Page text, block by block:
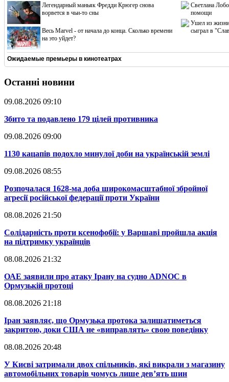
Легендарный маньяк Фредди Крюгер снова
ворвется в чьи-то сны
Весь Marvel - от начала до конца. Сколько времени
на это уйдет?
Светлана
помощи
Ушел из жизни
сыграл в
Ожидаемые премьеры в кинотеатрах
Останні новини
09.08.2026 09:10
​Збито та подавлено 179 цілей противника
09.08.2026 09:00
​1130 кацапів подохло минулої доби на українській землі
09.08.2026 08:55
​Розпочалася 1628-ма доба широкомасштабної збройної
агресії російської федерації проти України
08.08.2026 21:50
​Солідарність проти ксенофобії: у Варшаві пройшла акція
на підтримку українців
08.08.2026 21:32
​ОАЕ заявили про атаку Ірану на судно ADNOC в
Ормузькій протоці
08.08.2026 21:18
​Іран заявляє, що Ормузька протока залишатиметься
закритою, доки США не «виправлять» свою поведінку
08.08.2026 20:48
​У Києві затримали двох спільників, які викрали з магазину
автомобільних товарів чомусь лише дев’ять шин